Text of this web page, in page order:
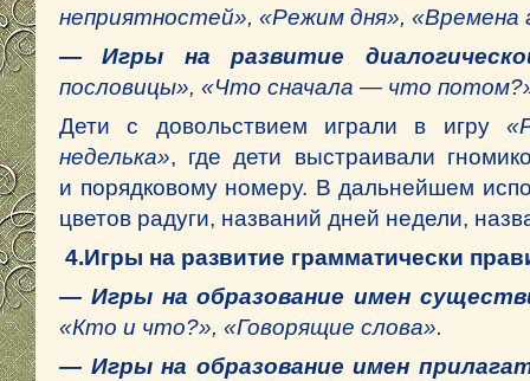
неприятностей», «Режим дня», «Времена
— Игры на развитие
пословицы», «Что сначала — что
Дети с довольствием играли в игру
неделька», где дети выстраивали
и порядковому номеру. В дальнейшем
цветов радуги, названий дней недели,
4.Игры на развитие грамматически
— Игры на образование имен
«Кто и что?», «Говорящие слова».
— Игры на образование имен